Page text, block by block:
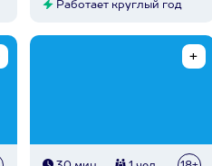
Работает круглый год